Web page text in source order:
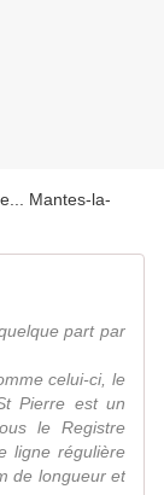
Mantes-la-
part par
celui-ci, le
Pierre est un
le Registre
ligne régulière
de longueur et